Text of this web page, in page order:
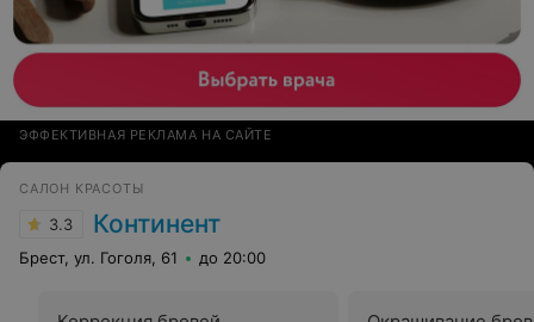
ЭФФЕКТИВНАЯ РЕКЛАМА НА САЙТЕ
САЛОН КРАСОТЫ
3.3 Континент
Брест, ул. Гоголя, 61 до 20:00